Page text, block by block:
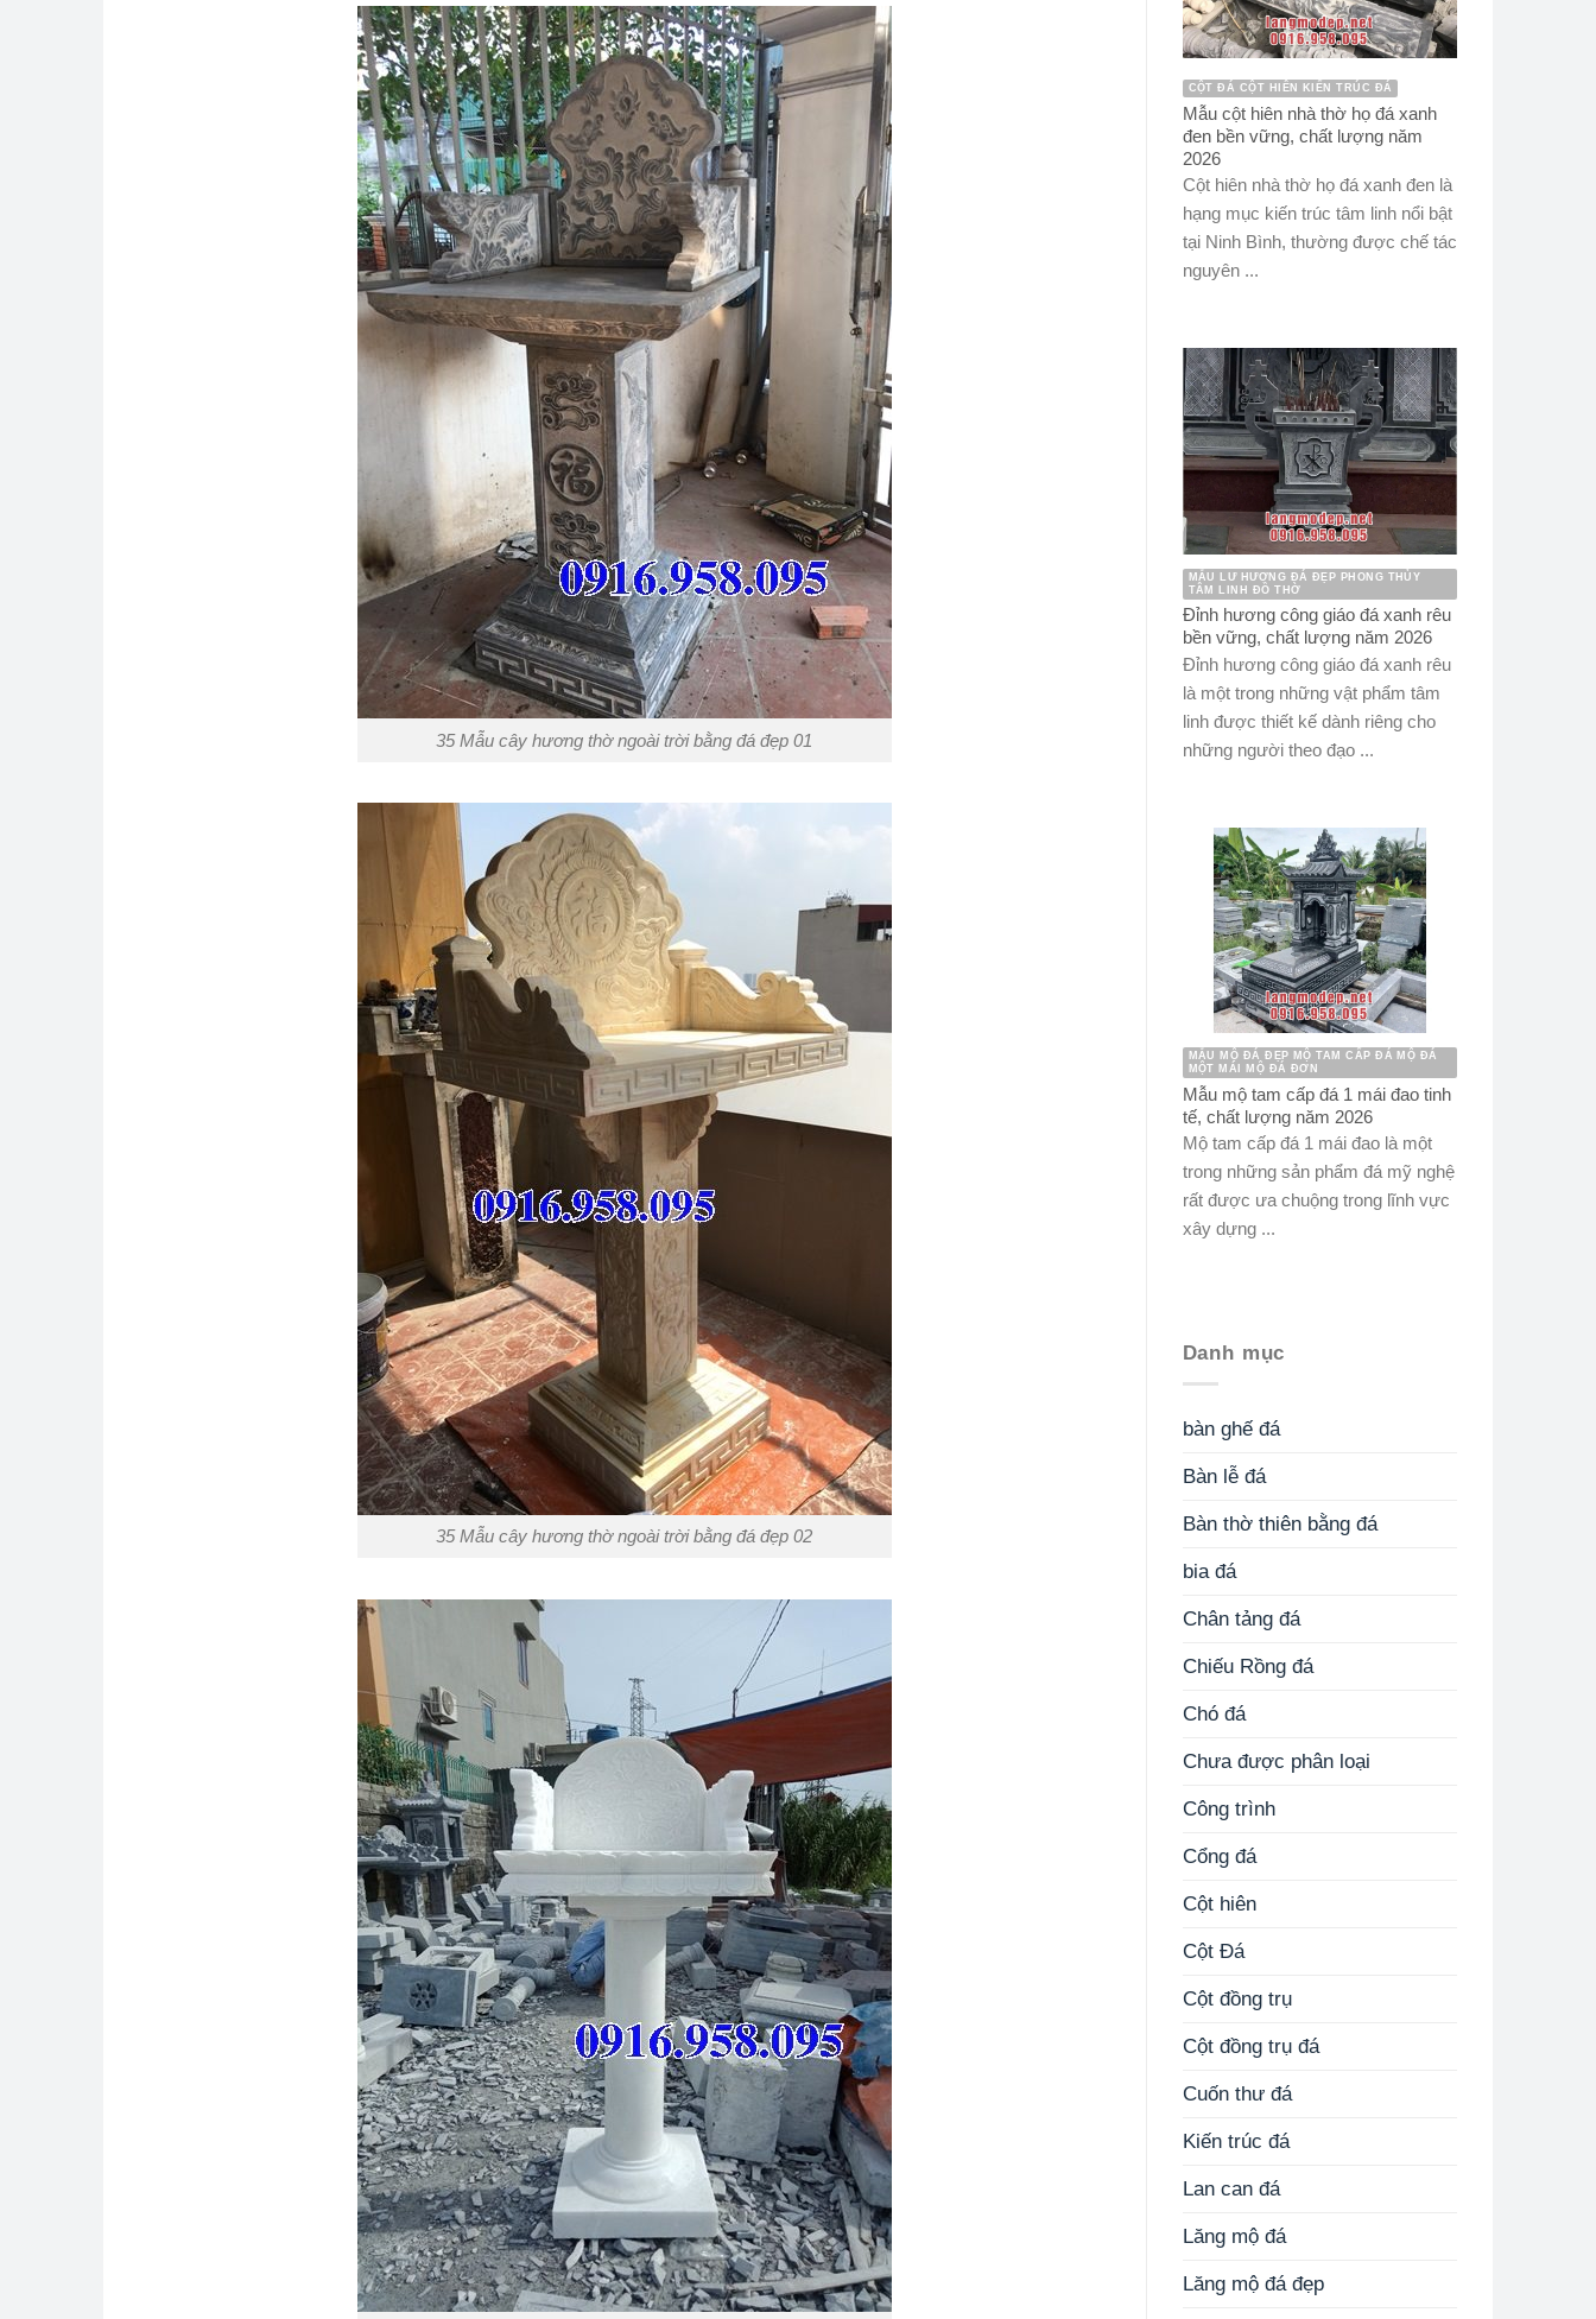
35 Mẫu cây hương thờ ngoài trời bằng đá đẹp 01
35 Mẫu cây hương thờ ngoài trời bằng đá đẹp 02
CỘT ĐÁ CỘT HIÊN KIẾN TRÚC ĐÁ
Mẫu cột hiên nhà thờ họ đá xanh
đen bền vững, chất lượng năm
2026
Cột hiên nhà thờ họ đá xanh đen là
hạng mục kiến trúc tâm linh nổi bật
tại Ninh Bình, thường được chế tác
nguyên ...
MẪU LƯ HƯƠNG ĐÁ ĐẸP PHONG THỦY
TÂM LINH ĐỒ THỜ
Đỉnh hương công giáo đá xanh rêu
bền vững, chất lượng năm 2026
Đỉnh hương công giáo đá xanh rêu
là một trong những vật phẩm tâm
linh được thiết kế dành riêng cho
những người theo đạo ...
MẪU MỘ ĐÁ ĐẸP MỘ TAM CẤP ĐÁ MỘ ĐÁ
MỘT MÁI MỘ ĐÁ ĐƠN
Mẫu mộ tam cấp đá 1 mái đao tinh
tế, chất lượng năm 2026
Mộ tam cấp đá 1 mái đao là một
trong những sản phẩm đá mỹ nghệ
rất được ưa chuộng trong lĩnh vực
xây dựng ...
Danh mục
bàn ghế đá
Bàn lễ đá
Bàn thờ thiên bằng đá
bia đá
Chân tảng đá
Chiếu Rồng đá
Chó đá
Chưa được phân loại
Công trình
Cổng đá
Cột hiên
Cột Đá
Cột đồng trụ
Cột đồng trụ đá
Cuốn thư đá
Kiến trúc đá
Lan can đá
Lăng mộ đá
Lăng mộ đá đẹp